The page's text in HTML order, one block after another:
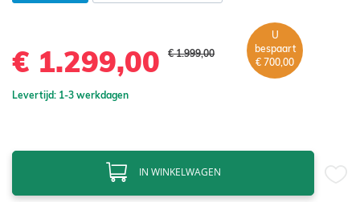
€ 1.299,00 € 1.999,00
U
bespaart
€ 700,00
Levertijd: 1-3 werkdagen
IN WINKELWAGEN